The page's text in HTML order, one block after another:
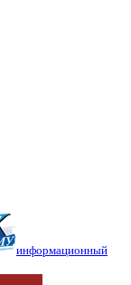
информационный